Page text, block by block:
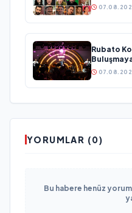
Rubato
YORUMLAR (0)
Bu habere henüz yorum